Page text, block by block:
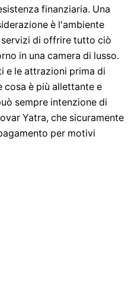
finanziaria. Una
è l'ambiente
di offrire tutto ciò
in una camera di lusso.
e le attrazioni prima di
cosa è più allettante e
sempre intenzione di
Yatra, che sicuramente
per motivi